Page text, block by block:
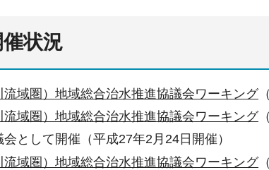
状況
域圏）地域総合治水推進協議会ワーキング
域圏）地域総合治水推進協議会ワーキング
として開催（平成27年2月24日開催）
域圏）地域総合治水推進協議会ワーキング